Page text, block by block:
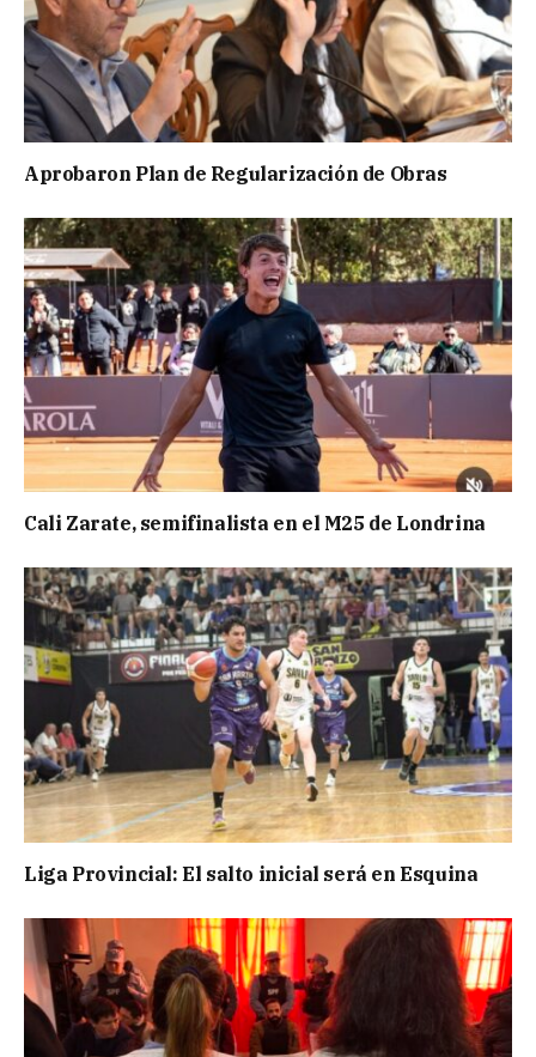
Aprobaron Plan de Regularización de Obras
Cali Zarate, semifinalista en el M25 de Londrina
Liga Provincial: El salto inicial será en Esquina